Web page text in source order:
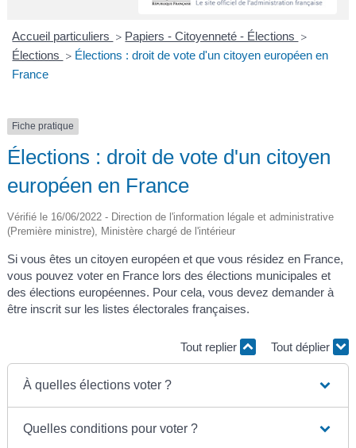
Accueil particuliers > Papiers - Citoyenneté - Élections >
Élections > Élections : droit de vote d'un citoyen européen en
France
Fiche pratique
Élections : droit de vote d'un citoyen
européen en France
Vérifié le 16/06/2022 - Direction de l'information légale et administrative
(Première ministre), Ministère chargé de l'intérieur
Si vous êtes un citoyen européen et que vous résidez en France,
vous pouvez voter en France lors des élections municipales et
des élections européennes. Pour cela, vous devez demander à
être inscrit sur les listes électorales françaises.
Tout replier Tout déplier
À quelles élections voter ?
Quelles conditions pour voter ?